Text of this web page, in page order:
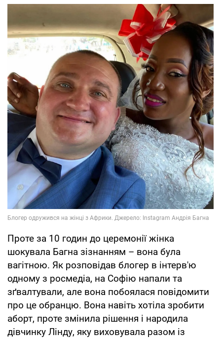
Проте за 10 годин до церемонії жінка
шокувала Багна зізнанням – вона була
вагітною. Як розповідав блогер в інтерв'ю
одному з росмедіа, на Софію напали та
зґвалтували, але вона побоялася повідомити
про це обранцю. Вона навіть хотіла зробити
аборт, проте змінила рішення і народила
дівчинку Лінду, яку виховувала разом із